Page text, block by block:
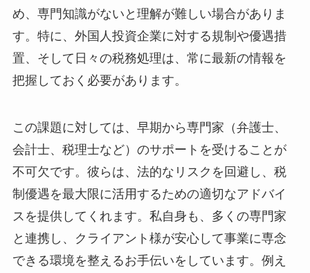
め、専門知識がないと理解が難しい場合がありま
す。特に、外国人投資企業に対する規制や優遇措
置、そして日々の税務処理は、常に最新の情報を
把握しておく必要があります。
この課題に対しては、早期から専門家（弁護士、
会計士、税理士など）のサポートを受けることが
不可欠です。彼らは、法的なリスクを回避し、税
制優遇を最大限に活用するための適切なアドバイ
スを提供してくれます。私自身も、多くの専門家
と連携し、クライアント様が安心して事業に専念
できる環境を整えるお手伝いをしています。例え